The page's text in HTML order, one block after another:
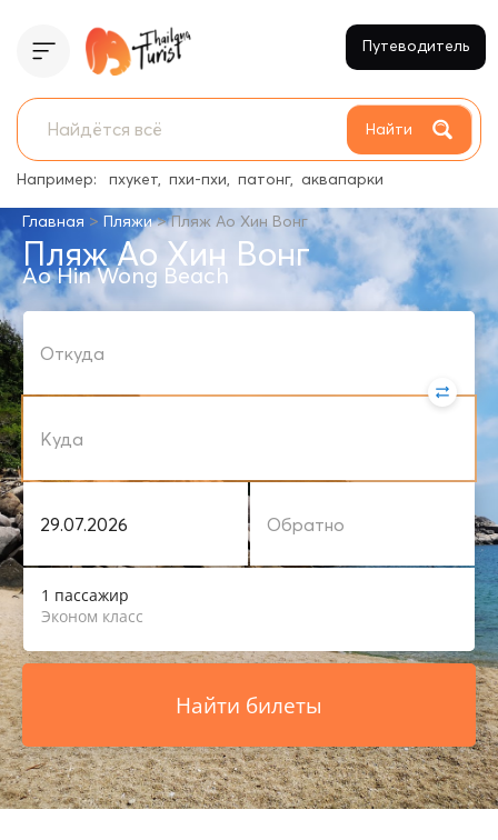
Найти
Например: пхукет пхи-пхи патонг аквапарки
Путеводитель
Главная > Пляжи>Пляж Ао Хин Вонг
Пляж Ао Хин Вонг
Ao Hin Wong Beach
1 пассажир
Эконом класс
Найти билеты